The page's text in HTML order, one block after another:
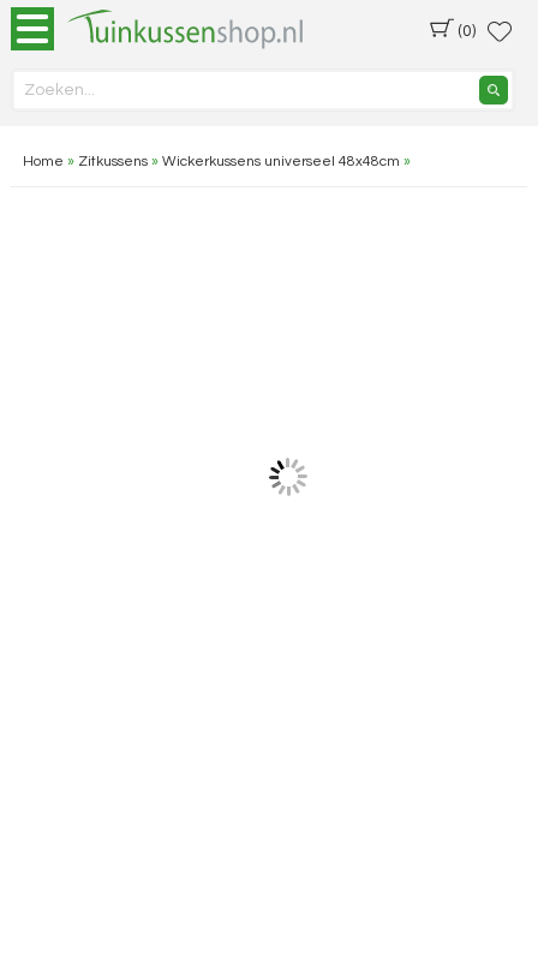
(0)
Home » Zitkussens» Wickerkussens universeel 48x48cm »